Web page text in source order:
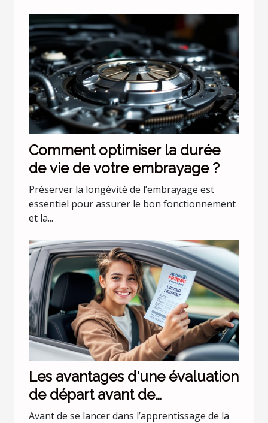
Comment optimiser la durée
de vie de votre embrayage ?
Préserver la longévité de l’embrayage est
essentiel pour assurer le bon fonctionnement
et la...
Les avantages d'une évaluation
de départ avant de
commencer les leçons de
Avant de se lancer dans l’apprentissage de la